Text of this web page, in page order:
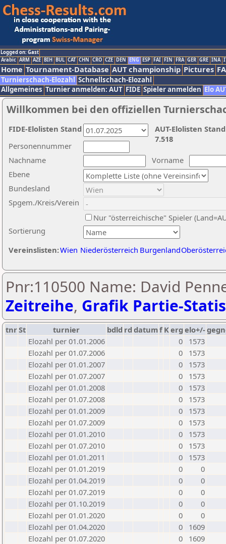
Logged on: Gast
Arabic ARM AZE BIH BUL CAT CHN CRO CZE DEN ENG ESP FAI FIN FRA GER GRE INA
Home Tournament-Database AUT championship Pictures
Turnierschach-Elozahl Schnellschach-Elozahl
Allgemeines Turnier anmelden: AUT FIDE Spieler anmelden Elo
Willkommen bei den offiziellen
Nachname
Vorname
Ebene
Sortierung
Personennummer
Bundesland
Spgem./Kreis/Verein
Nur "österreichische" Spieler
Vereinslisten:Wien Niederösterreich Burgenland
AUT-Elolisten
7.518
FIDE-Elolisten Stand
Pnr:110500 Name: David
Zeitreihe, Grafik Partie-
tnrSt turnier bdld rd datumf Kerg elo+/-
Elozahl per 01.01.2006
0
1573
Elozahl per 01.07.2006
0
1573
Elozahl per 01.01.2007
0
1573
Elozahl per 01.07.2007
0
1573
Elozahl per 01.01.2008
0
1573
Elozahl per 01.07.2008
0
1573
Elozahl per 01.01.2009
0
1573
Elozahl per 01.07.2009
0
1573
Elozahl per 01.01.2010
0
1573
Elozahl per 01.07.2010
0
1573
Elozahl per 01.01.2011
0
1573
Elozahl per 01.01.2019
0
0
Elozahl per 01.04.2019
0
0
Elozahl per 01.07.2019
0
0
Elozahl per 01.10.2019
0
0
Elozahl per 01.01.2020
0
0
Elozahl per 01.04.2020
0
1609
Elozahl per 01.07.2020
0
1609